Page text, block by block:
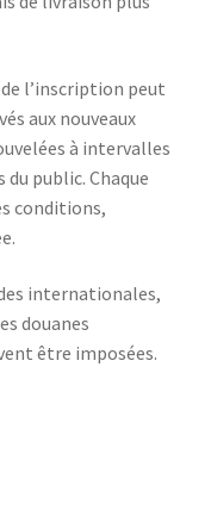
l’inscription peut
aux nouveaux
à intervalles
public. Chaque
conditions,
internationales,
douanes
être imposées.